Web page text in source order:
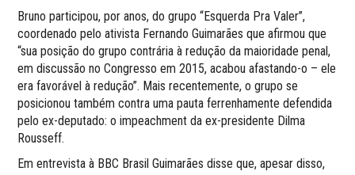
Bruno participou, por anos, do grupo “Esquerda Pra Valer”,
coordenado pelo ativista Fernando Guimarães que afirmou que
“sua posição do grupo contrária à redução da maioridade penal,
em discussão no Congresso em 2015, acabou afastando-o – ele
era favorável à redução”. Mais recentemente, o grupo se
posicionou também contra uma pauta ferrenhamente defendida
pelo ex-deputado: o impeachment da ex-presidente Dilma
Rousseff.
Em entrevista à BBC Brasil Guimarães disse que, apesar disso,